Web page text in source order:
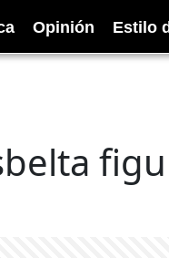
Opinión Estilo